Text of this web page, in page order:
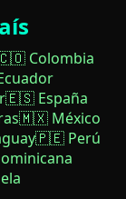
Colombia
🇪🇸 España
🇲🇽 México
🇵🇪 Perú